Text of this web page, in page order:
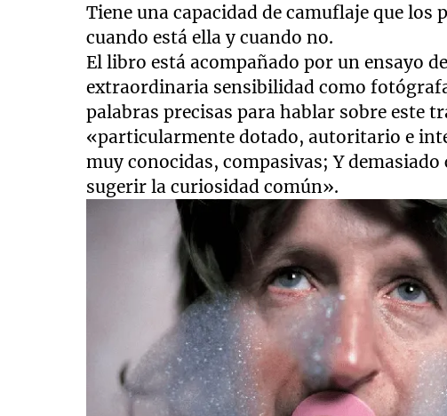
Tiene una capacidad de camuflaje que los
cuando está ella y cuando no.
El libro está acompañado por un ensayo
extraordinaria sensibilidad como
palabras precisas para hablar sobre este
«particularmente dotado, autoritario e
muy conocidas, compasivas; Y
sugerir la curiosidad común».